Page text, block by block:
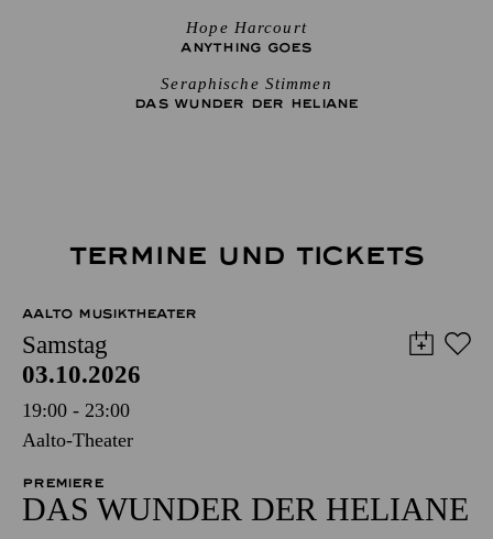
Hope Harcourt
ANYTHING GOES
Seraphische Stimmen
DAS WUNDER DER HELIANE
TERMINE UND TICKETS
AALTO MUSIKTHEATER
Samstag
03.10.2026
19:00 - 23:00
Aalto-Theater
PREMIERE
DAS WUNDER DER HELIANE